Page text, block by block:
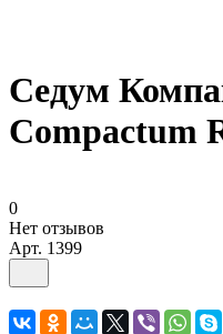
Седум
Compactum
0
Нет отзывов
Арт. 1399